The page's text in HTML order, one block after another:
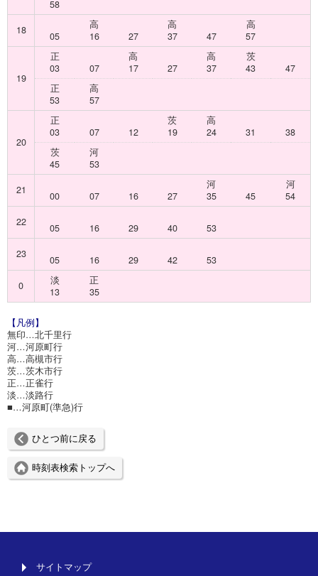
58
18
05
高
16
27
高
37
47
高
57
19
正
03
07
高
17
27
高
37
茨
43
47
正
53
高
57
20
正
03
07 12
茨
19
高
24
31
38
茨
45
河
53
21
00 07 16 27
河
35
45
河
54
22
05 16 29 40
53
23
05 16 29 42
53
0
淡
13
正
35
【凡例】
無印…北千里行
河…河原町行
高…高槻市行
茨…茨木市行
正…正雀行
淡…淡路行
■…河原町(準急)行
ひとつ前に戻る
時刻表検索トップへ
サイトマップ